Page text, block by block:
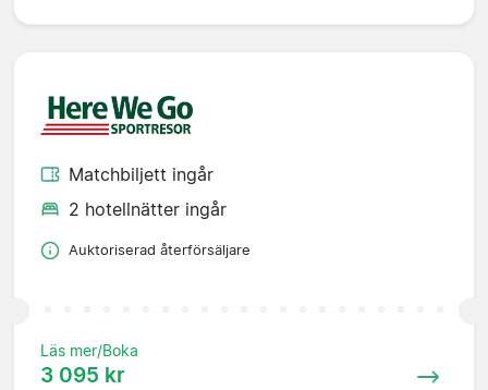
Matchbiljett ingår
2 hotellnätter ingår
Auktoriserad återförsäljare
Läs mer/Boka
3 095 kr